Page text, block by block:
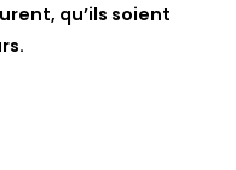
qu’ils soient